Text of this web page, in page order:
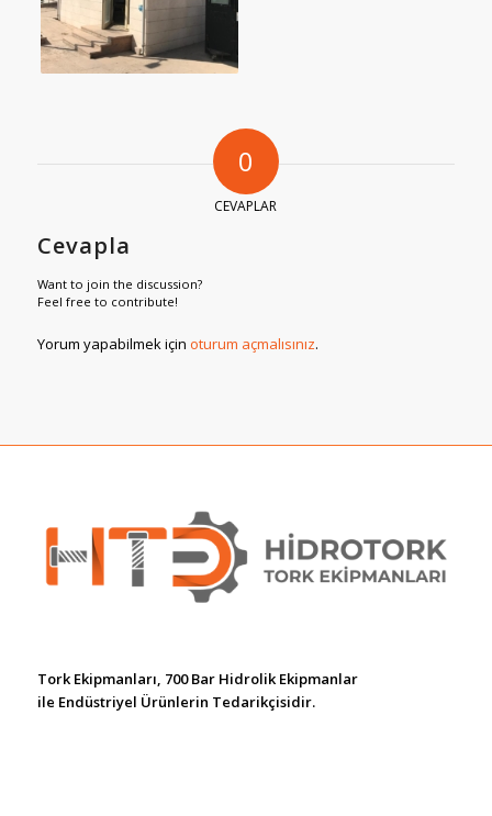
0
CEVAPLAR
Cevapla
Want to join the discussion?
Feel free to contribute!
Yorum yapabilmek için oturum açmalısınız.
Tork Ekipmanları, 700 Bar Hidrolik Ekipmanlar
ile Endüstriyel Ürünlerin Tedarikçisidir.